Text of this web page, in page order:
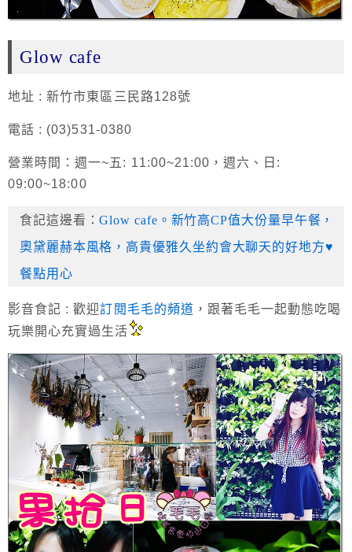
Glow cafe
地址 : 新竹市東區三民路128號
電話 : (03)531-0380
營業時間：週一~五: 11:00~21:00，週六、日:
09:00~18:00
食記這邊看：Glow cafe。新竹高CP值大份量早午餐，
奧黛麗赫本風格，高貴優雅久坐約會大聊天的好地方♥
餐點用心
影音食記 :歡迎訂閱毛毛的頻道 ，跟著毛毛一起動態吃喝
玩樂開心充實過生活